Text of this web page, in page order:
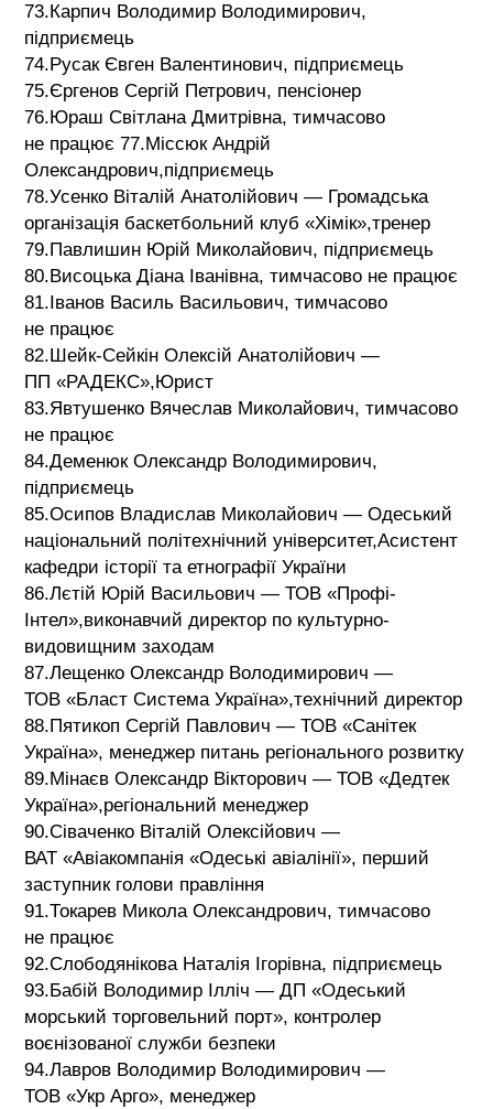
73.Карпич Володимир Володимирович,
підприємець
74.Русак Євген Валентинович, підприємець
75.Єргенов Сергій Петрович, пенсіонер
76.Юраш Світлана Дмитрівна, тимчасово
не працює 77.Міссюк Андрій
Олександрович,підприємець
78.Усенко Віталій Анатолійович — Громадська
організація баскетбольний клуб «Хімік»,тренер
79.Павлишин Юрій Миколайович, підприємець
80.Висоцька Діана Іванівна, тимчасово не працює
81.Іванов Василь Васильович, тимчасово
не працює
82.Шейк-Сейкін Олексій Анатолійович —
ПП «РАДЕКС»,Юрист
83.Явтушенко Вячеслав Миколайович, тимчасово
не працює
84.Деменюк Олександр Володимирович,
підприємець
85.Осипов Владислав Миколайович — Одеський
національний політехнічний університет,Асистент
кафедри історії та етнографії України
86.Лєтій Юрій Васильович — ТОВ «Профі-
Інтел»,виконавчий директор по культурно-
видовищним заходам
87.Лещенко Олександр Володимирович —
ТОВ «Бласт Система Україна»,технічний директор
88.Пятикоп Сергій Павлович — ТОВ «Санітек
Україна», менеджер питань регіонального розвитку
89.Мінаєв Олександр Вікторович — ТОВ «Дедтек
Україна»,регіональний менеджер
90.Сіваченко Віталій Олексійович —
ВАТ «Авіакомпанія «Одеські авіалінії», перший
заступник голови правління
91.Токарев Микола Олександрович, тимчасово
не працює
92.Слободянікова Наталія Ігорівна, підприємець
93.Бабій Володимир Ілліч — ДП «Одеський
морський торговельний порт», контролер
воєнізованої служби безпеки
94.Лавров Володимир Володимирович —
ТОВ «Укр Арго», менеджер